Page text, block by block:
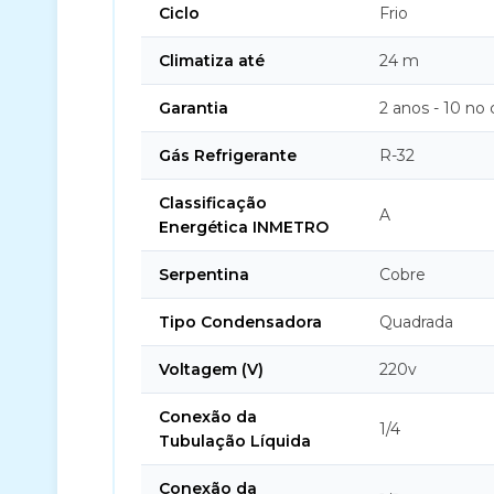
Ciclo Frio
Climatiza até 24 m
Garantia 2 anos - 10 no
Gás Refrigerante R-32
Classificação
Energética INMETRO
A
Serpentina Cobre
Tipo Condensadora Quadrada
Voltagem (V) 220v
Conexão da
Tubulação Líquida
1/4
Conexão da